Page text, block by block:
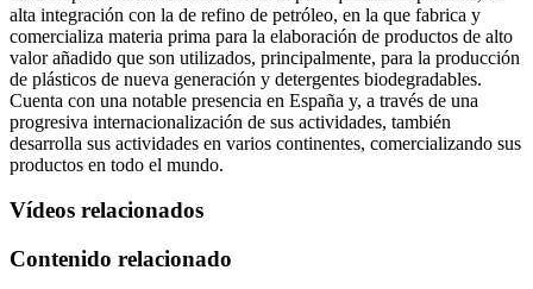
alta integración con la de refino de petróleo, en la que fabrica y
comercializa materia prima para la elaboración de productos de alto
valor añadido que son utilizados, principalmente, para la producción
de plásticos de nueva generación y detergentes biodegradables.
Cuenta con una notable presencia en España y, a través de una
progresiva internacionalización de sus actividades, también
desarrolla sus actividades en varios continentes, comercializando sus
productos en todo el mundo.
Vídeos relacionados
Contenido relacionado